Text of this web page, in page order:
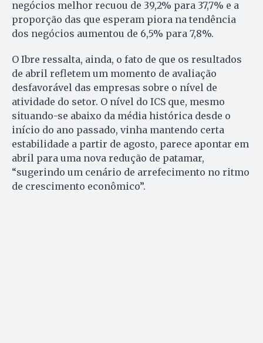
negócios melhor recuou de 39,2% para 37,7% e a
proporção das que esperam piora na tendência
dos negócios aumentou de 6,5% para 7,8%.
O Ibre ressalta, ainda, o fato de que os resultados
de abril refletem um momento de avaliação
desfavorável das empresas sobre o nível de
atividade do setor. O nível do ICS que, mesmo
situando-se abaixo da média histórica desde o
início do ano passado, vinha mantendo certa
estabilidade a partir de agosto, parece apontar em
abril para uma nova redução de patamar,
“sugerindo um cenário de arrefecimento no ritmo
de crescimento econômico”.